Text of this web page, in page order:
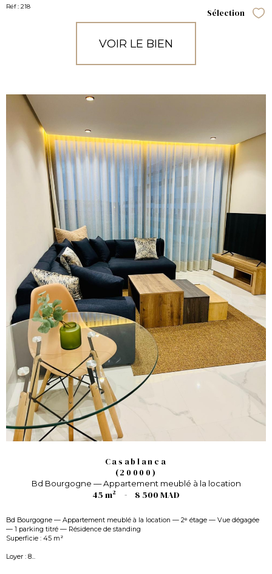
Réf : 218
Sélection
VOIR LE BIEN
Casablanca
(20000)
Bd Bourgogne — Appartement meublé à la location
45 m² - 8 500 MAD
Bd Bourgogne — Appartement meublé à la location — 2ᵉ étage — Vue dégagée
— 1 parking titré — Résidence de standing
Superficie : 45 m²
Loyer : 8...